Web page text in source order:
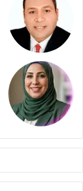
ى
ا
ل
ي
ا
ل